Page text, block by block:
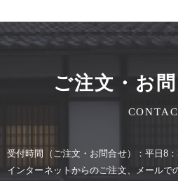
ご注文・お
受付時間（ご注⽂・お問合せ）：平⽇8
インターネットからのご注⽂、メールで